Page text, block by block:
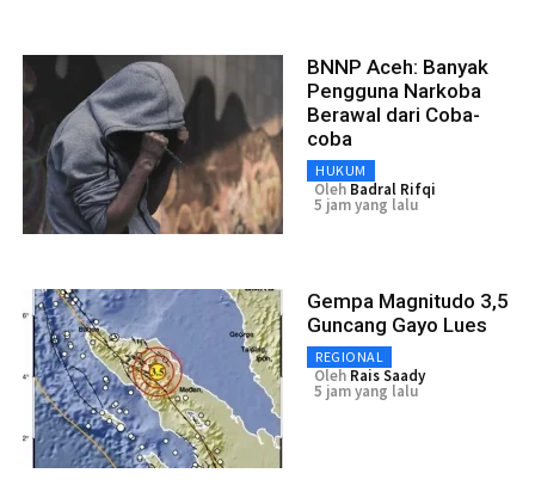
BNNP Aceh: Banyak
Pengguna Narkoba
Berawal dari Coba-
coba
HUKUM
Oleh Badral Rifqi
5 jam yang lalu
Gempa Magnitudo 3,5
Guncang Gayo Lues
REGIONAL
Oleh Rais Saady
5 jam yang lalu